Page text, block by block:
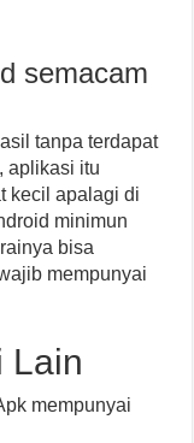
semacam
tanpa terdapat
aplikasi itu
kecil apalagi di
minimun
bisa
mempunyai
Lain
mempunyai